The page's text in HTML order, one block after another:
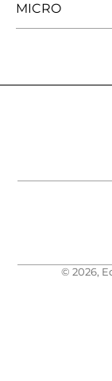
MICRO
© 2026,